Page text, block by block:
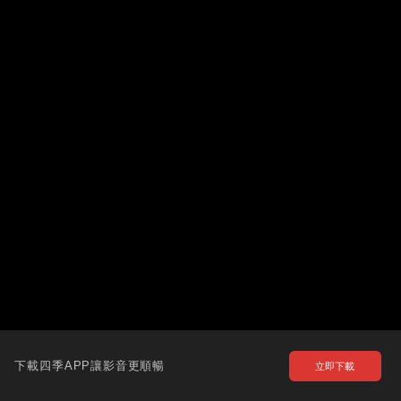
下載四季APP讓影音更順暢 立即下載